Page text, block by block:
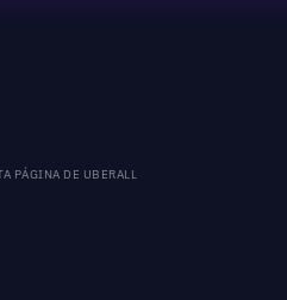
PÁGINA DE UBERALL